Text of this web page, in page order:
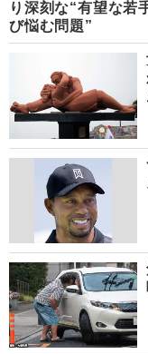
り深刻な“有望な若
び悩む問題”